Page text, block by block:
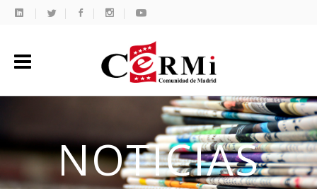
NOTICIAS